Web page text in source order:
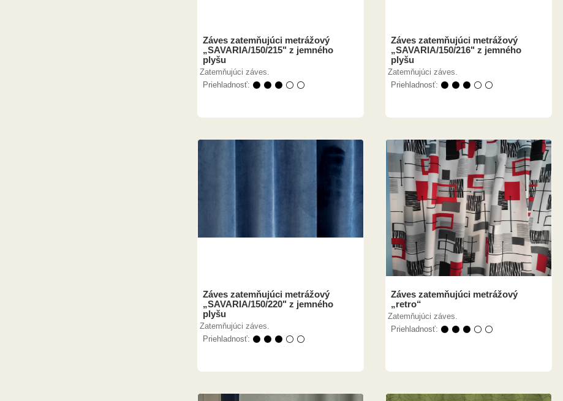
Záves zatemňujúci metrážový
„SAVARIA/150/215" z jemného
plyšu
Zatemňujúci záves.
Priehladnosť: ⚫ ⚫ ⚫ ⚪ ⚪
Záves zatemňujúci metrážový
„SAVARIA/150/216" z jemného
plyšu
Zatemňujúci záves.
Priehladnosť: ⚫ ⚫ ⚫ ⚪ ⚪
Záves zatemňujúci metrážový
„SAVARIA/150/220" z jemného
plyšu
Zatemňujúci záves.
Priehladnosť: ⚫ ⚫ ⚫ ⚪ ⚪
Záves zatemňujúci metrážový
„retro“
Zatemňujúci záves.
Priehladnosť: ⚫ ⚫ ⚫ ⚪ ⚪